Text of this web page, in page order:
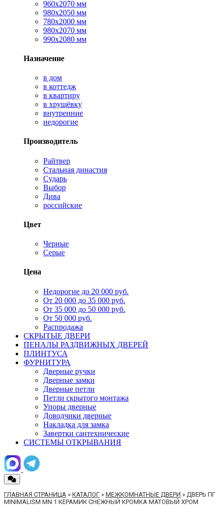
960х2070 мм
980х2050 мм
780х2000 мм
980х2070 мм
990х2080 мм
Назначение
в дом
в коттедж
в квартиру
в хрущёвку
внутренние
недорогие
Производитель
Райтвер
Стальная династия
Сударь
Выбор
Дива
российские
Цвет
Черные
Серые
Цена
Недорогие до 20 000 руб.
От 20 000 до 35 000 руб.
От 35 000 до 50 000 руб.
От 50 000 руб.
Распродажа
СКРЫТЫЕ ДВЕРИ
ПЕНАЛЫ РАЗДВИЖНЫХ ДВЕРЕЙ
ПЛИНТУСА
ФУРНИТУРА
Дверные ручки
Дверные замки
Дверные петли
Петли скрытого монтажа
Упоры дверные
Доводчики дверные
Накладка для замка
Завертки сантехнические
СИСТЕМЫ ОТКРЫВАНИЯ
ГЛАВНАЯ СТРАНИЦА » КАТАЛОГ » МЕЖКОМНАТНЫЕ ДВЕРИ » ДВЕРЬ ПГ
MINIMALISM MN 1 КЕРАМИК СНЕЖНЫЙ КРОМКА МАТОВЫЙ ХРОМ